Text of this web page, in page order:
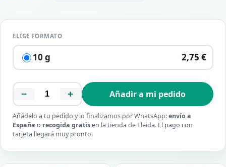
ELIGE FORMATO
10 g 2,75 €
− + Añadir a mi pedido
Añádelo a tu pedido y lo finalizamos por WhatsApp:envío a
España o recogida gratisen la tienda de Lleida. El pago con
tarjeta llegará muy pronto.